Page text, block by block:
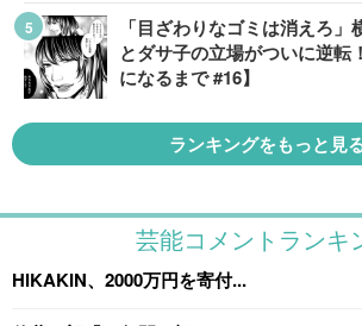
「目ざわりなゴミは消えろ
とダサ子の立場がついに逆転
になるまで #16】
ランキングをもっと見